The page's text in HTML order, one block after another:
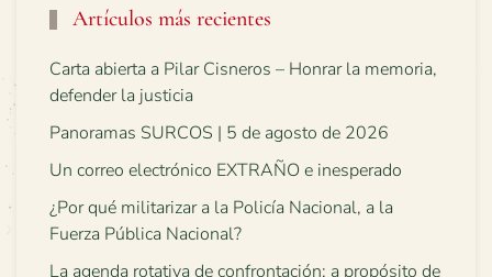
Artículos más recientes
Carta abierta a Pilar Cisneros – Honrar la memoria,
defender la justicia
Panoramas SURCOS | 5 de agosto de 2026
Un correo electrónico EXTRAÑO e inesperado
¿Por qué militarizar a la Policía Nacional, a la
Fuerza Pública Nacional?
La agenda rotativa de confrontación: a propósito de